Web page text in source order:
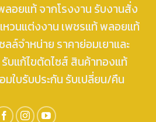
อยแท้ จากโรงงาน รับงานสั่ง
หวนแต่งงาน เพชรแท้ พลอยแท้
จำหน่าย ราคาย่อมเยาและ
แก้ไขตัดไซส์ สินค้าทองแท้
ใบรับประกัน รับเปลี่ยน/คืน